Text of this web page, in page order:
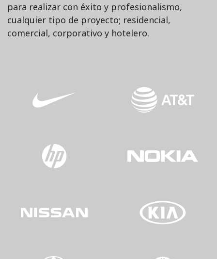
para realizar con éxito y profesionalismo,
cualquier tipo de proyecto; residencial,
comercial, corporativo y hotelero.